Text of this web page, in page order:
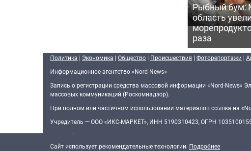
Рыбный бум:
область
раза
Политика | Экономика | Общество | Происшествия | Фоторепортажи |
Информационное агентство «Nord-News»
Запись о регистрации средства массовой информации «Nord-
массовых коммуникаций (Роскомнадзор).
При полном или частичном использовании материалов ссылка на
Учредитель — ООО «ИКС-МАРКЕТ», ИНН 5190310423, ОГРН
Главный редактор — Голямин Максим Сергеевич
О нас
Редакционная политика Контактная информация
Cайт использует рекомендательные технологии. Подробнее